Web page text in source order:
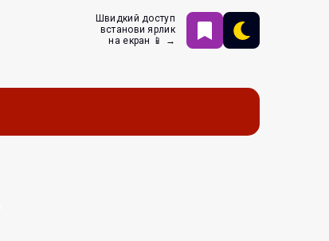
Швидкий доступ
встанови ярлик
на екран 📱 →